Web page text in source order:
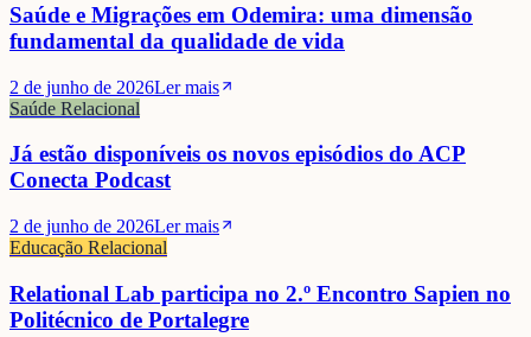
Saúde e Migrações em Odemira: uma dimensão
fundamental da qualidade de vida
2 de junho de 2026Ler mais
Saúde Relacional
Já estão disponíveis os novos episódios do ACP
Conecta Podcast
2 de junho de 2026Ler mais
Educação Relacional
Relational Lab participa no 2.º Encontro Sapien no
Politécnico de Portalegre